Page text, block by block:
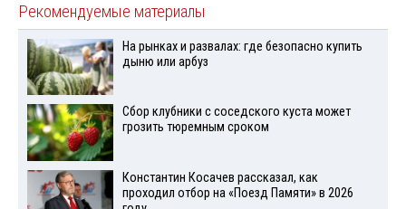
Рекомендуемые материалы
На рынках и развалах: где безопасно купить
дыню или арбуз
Сбор клубники с соседского куста может
грозить тюремным сроком
Константин Косачев рассказал, как
проходил отбор на «Поезд Памяти» в 2026